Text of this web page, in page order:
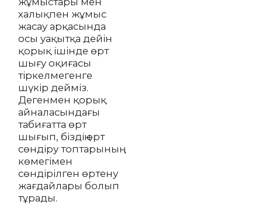
халықпен жұмыс
жасау арқасында
осы уақытқа дейін
қорық ішінде өрт
шығу оқиғасы
тіркелмегенге
шүкір дейміз.
Дегенмен қорық
айналасындағы
табиғатта өрт
шығып, біздің өрт
сөндіру топтарының
көмегімен
сөндірілген өртену
жағдайлары болып
тұрады.